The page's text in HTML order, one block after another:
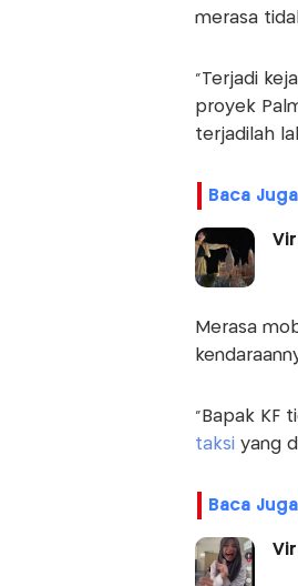
merasa
"Terjadi
proyek
terjadilah
Baca
Merasa
"Bapak KF
taksi yang
Baca